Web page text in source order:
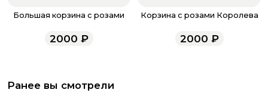
Большая корзина с розами
2000 ₽
Корзина с розами Королева
2000 ₽
Ранее вы смотрели